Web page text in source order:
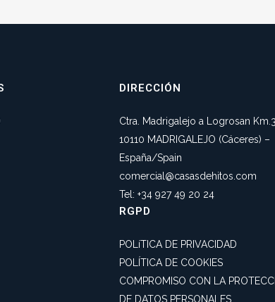
DIRECCIÓN
Ctra. Madrigalejo a Logrosan Km.3
10110 MADRIGALEJO (Cáceres) –
España/Spain
comercial@casasdehitos.com
Tel: +34 927 49 20 24
RGPD
POLíTICA DE PRIVACIDAD
POLÍTICA DE COOKIES
COMPROMISO CON LA
DE DATOS PERSONALES